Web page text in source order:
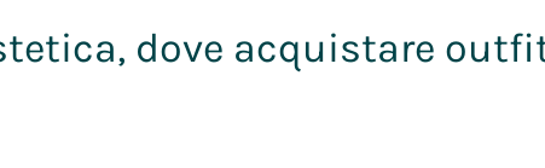
dove acquistare